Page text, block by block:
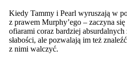
Kiedy Tammy i Pearl wyruszają w
z prawem Murphy’ego – zaczyna
ofiarami coraz bardziej
słabości, ale pozwalają im też
z nimi walczyć.